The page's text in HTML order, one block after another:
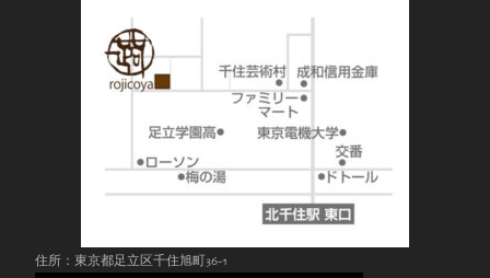
住所：東京都足立区千住旭町36-1